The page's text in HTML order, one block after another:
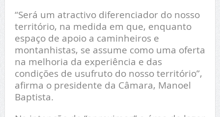
“Será um atractivo diferenciador do nosso
território, na medida em que, enquanto
espaço de apoio a caminheiros e
montanhistas, se assume como uma oferta
na melhoria da experiência e das
condições de usufruto do nosso território”,
afirma o presidente da Câmara, Manoel
Baptista.